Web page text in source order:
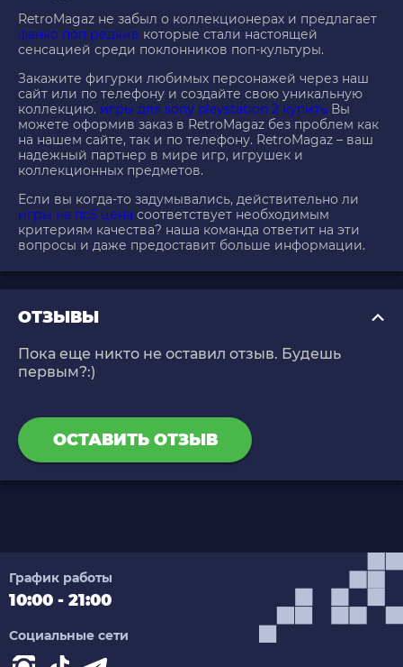
RetroMagaz не забыл о коллекционерах и предлагает
фанко поп редкие которые стали настоящей
сенсацией среди поклонников поп-культуры.
Закажите фигурки любимых персонажей через наш
сайт или по телефону и создайте свою уникальную
коллекцию. игры для sony playstation 2 купить Вы
можете оформив заказ в RetroMagaz без проблем как
на нашем сайте, так и по телефону. RetroMagaz – ваш
надежный партнер в мире игр, игрушек и
коллекционных предметов.
Если вы когда-то задумывались, действительно ли
игры на пс5 цена соответствует необходимым
критериям качества? наша команда ответит на эти
вопросы и даже предоставит больше информации.
ОТЗЫВЫ
Пока еще никто не оставил отзыв. Будешь
первым?:)
ОСТАВИТЬ ОТЗЫВ
График работы
10:00 - 21:00
Социальные сети